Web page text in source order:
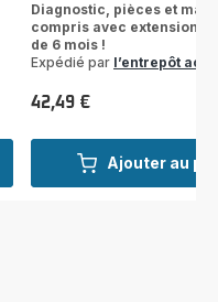
Ajouter au
Diagnostic, pièces et
compris avec extension
de 6 mois !
Expédié par l’entrepôt
Prix
42,49 €